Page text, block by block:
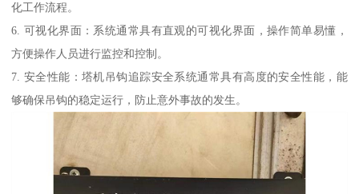
化工作流程。
6. 可视化界面：系统通常具有直观的可视化界面，操作简单易懂，
方便操作人员进行监控和控制。
7. 安全性能：塔机吊钩追踪安全系统通常具有高度的安全性能，能
够确保吊钩的稳定运行，防止意外事故的发生。